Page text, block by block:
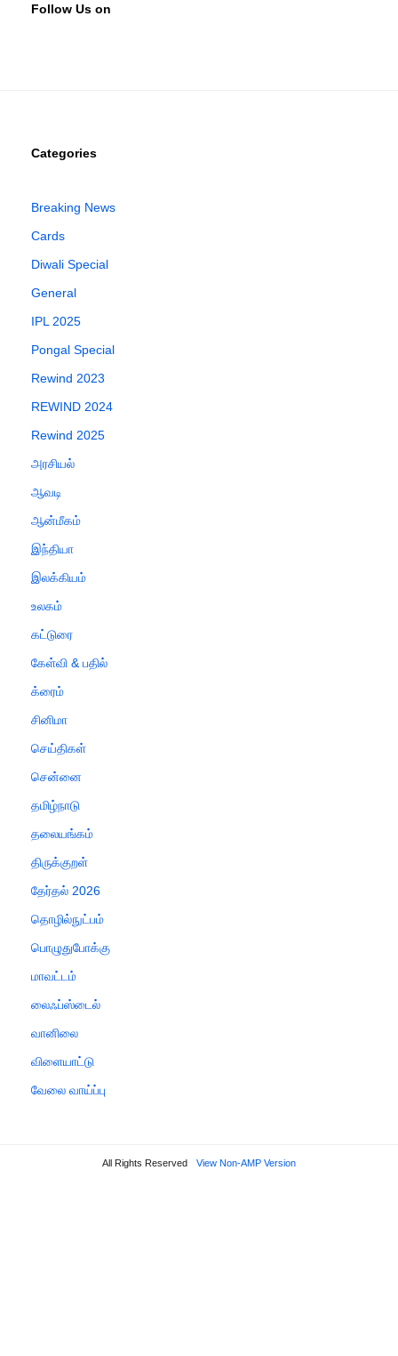
Follow Us on
Categories
Breaking News
Cards
Diwali Special
General
IPL 2025
Pongal Special
Rewind 2023
REWIND 2024
Rewind 2025
அரசியல்
ஆவடி
ஆன்மீகம்
இந்தியா
இலக்கியம்
உலகம்
கட்டுரை
கேள்வி & பதில்
க்ரைம்
சினிமா
செய்திகள்
சென்னை
தமிழ்நாடு
தலையங்கம்
திருக்குறள்
தேர்தல் 2026
தொழில்நுட்பம்
பொழுதுபோக்கு
மாவட்டம்
லைஃப்ஸ்டைல்
வானிலை
விளையாட்டு
வேலை வாய்ப்பு
All Rights Reserved View Non-AMP Version